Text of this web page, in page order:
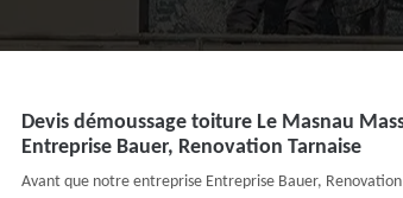
Devis démoussage toiture Le Masnau
Entreprise Bauer, Renovation Tarnaise
Avant que notre entreprise Entreprise Bauer,